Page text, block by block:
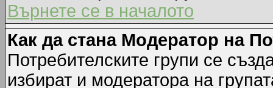
Върнете се в началото
Как да стана Модератор на
Потребителските групи се
избират и модератора на